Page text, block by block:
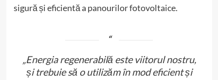
sigură și eficientă a panourilor fotovoltaice.
„Energia regenerabilă este viitorul nostru,
și trebuie să o utilizăm în mod eficient și